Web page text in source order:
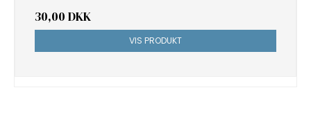
30,00 DKK
VIS PRODUKT